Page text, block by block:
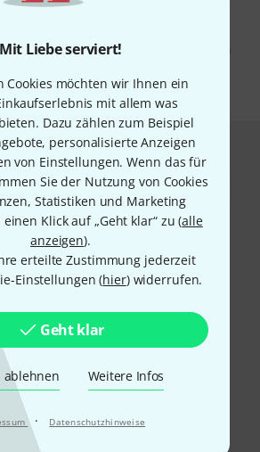
Mit Liebe serviert!
Cookies möchten wir Ihnen ein
mit allem was
Dazu zählen zum Beispiel
personalisierte Anzeigen
von Einstellungen. Wenn das für
Sie der Nutzung von Cookies
Statistiken und Marketing
Klick auf „Geht klar“ zu (alle
anzeigen).
erteilte Zustimmung jederzeit
Einstellungen (hier) widerrufen.
Geht klar
ablehnen Weitere Infos
· Datenschutzhinweise
möglich. Weitere Informationen finden Sie in
* Pflichtfeld
& bezahlen
und sicher per Nachnahme,
Pay,Klarna Sofort bezahlen
Garantie
Garantie